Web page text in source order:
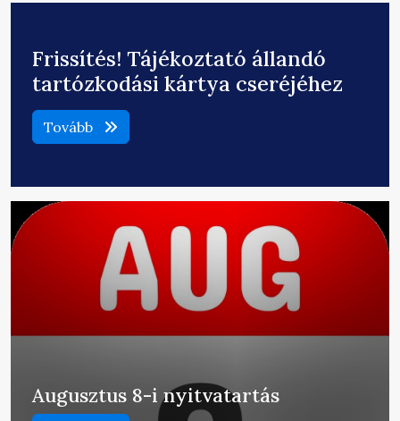
Frissítés! Tájékoztató állandó
tartózkodási kártya cseréjéhez
Tovább
Augusztus 8-i nyitvatartás